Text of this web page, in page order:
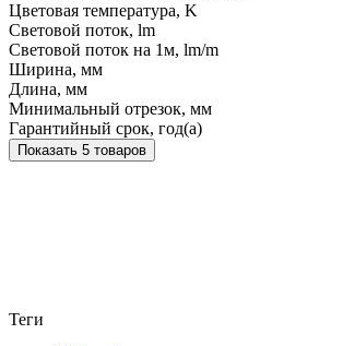
Цветовая температура, K
Световой поток, lm
Световой поток на 1м, lm/m
Ширина, мм
Длина, мм
Минимальный отрезок, мм
Гарантийный срок, год(а)
Показать 5 товаров
Теги